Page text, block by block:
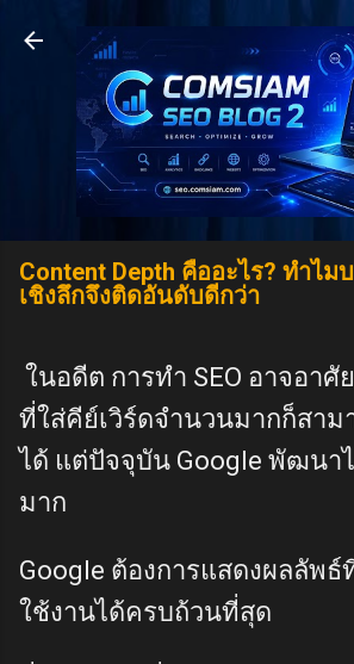
Skip to main
Content Depth คืออะไร? ทำไม
เชิงลึกจึงติดอันดับดีกว่า
ในอดีต การทำ SEO อาจอา
ที่ใส่คีย์เวิร์ดจำนวนมากก็สา
ได้ แต่ปัจจุบัน Google พัฒนา
มาก
Google ต้องการแสดงผลลัพ
ใช้งานได้ครบถ้วนที่สุด